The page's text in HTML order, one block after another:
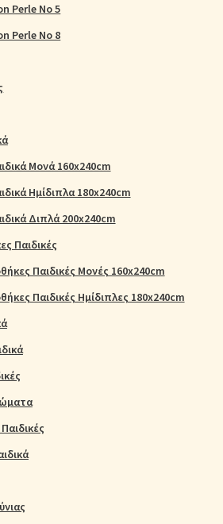
Perle No 5
Perle No 8
Μονά 160x240cm
Ημίδιπλα 180x240cm
Διπλά 200x240cm
Παιδικές
Παιδικές Μονές 160x240cm
Παιδικές Ημίδιπλες 180x240cm